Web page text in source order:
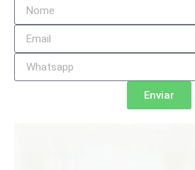
Enviar